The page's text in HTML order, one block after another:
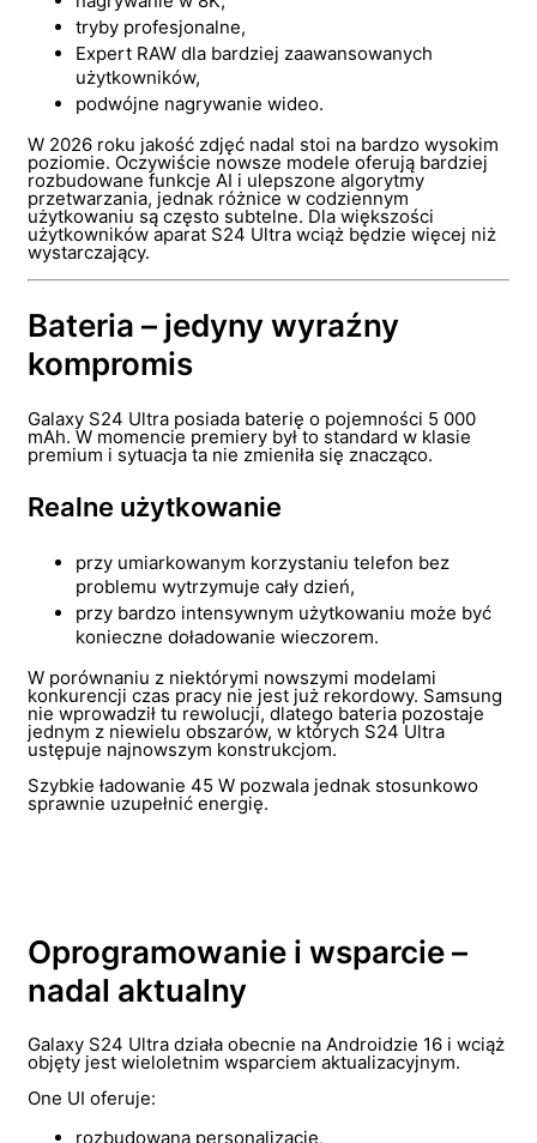
tryby profesjonalne,
Expert RAW dla bardziej zaawansowanych
użytkowników,
podwójne nagrywanie wideo.
W 2026 roku jakość zdjęć nadal stoi na bardzo wysokim
poziomie. Oczywiście nowsze modele oferują bardziej
rozbudowane funkcje AI i ulepszone algorytmy
przetwarzania, jednak różnice w codziennym
użytkowaniu są często subtelne. Dla większości
użytkowników aparat S24 Ultra wciąż będzie więcej niż
wystarczający.
Bateria – jedyny wyraźny
kompromis
Galaxy S24 Ultra posiada baterię o pojemności 5 000
mAh. W momencie premiery był to standard w klasie
premium i sytuacja ta nie zmieniła się znacząco.
Realne użytkowanie
przy umiarkowanym korzystaniu telefon bez
problemu wytrzymuje cały dzień,
przy bardzo intensywnym użytkowaniu może być
konieczne doładowanie wieczorem.
W porównaniu z niektórymi nowszymi modelami
konkurencji czas pracy nie jest już rekordowy. Samsung
nie wprowadził tu rewolucji, dlatego bateria pozostaje
jednym z niewielu obszarów, w których S24 Ultra
ustępuje najnowszym konstrukcjom.
Szybkie ładowanie 45 W pozwala jednak stosunkowo
sprawnie uzupełnić energię.
Oprogramowanie i wsparcie –
nadal aktualny
Galaxy S24 Ultra działa obecnie na Androidzie 16 i wciąż
objęty jest wieloletnim wsparciem aktualizacyjnym.
One UI oferuje:
rozbudowaną personalizację,